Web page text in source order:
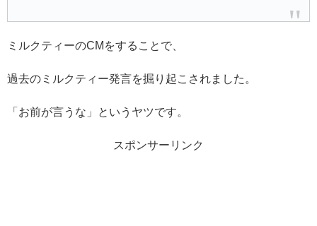
ミルクティーのCMをすることで、
過去のミルクティー発言を掘り起こされました。
「お前が言うな」というヤツです。
スポンサーリンク